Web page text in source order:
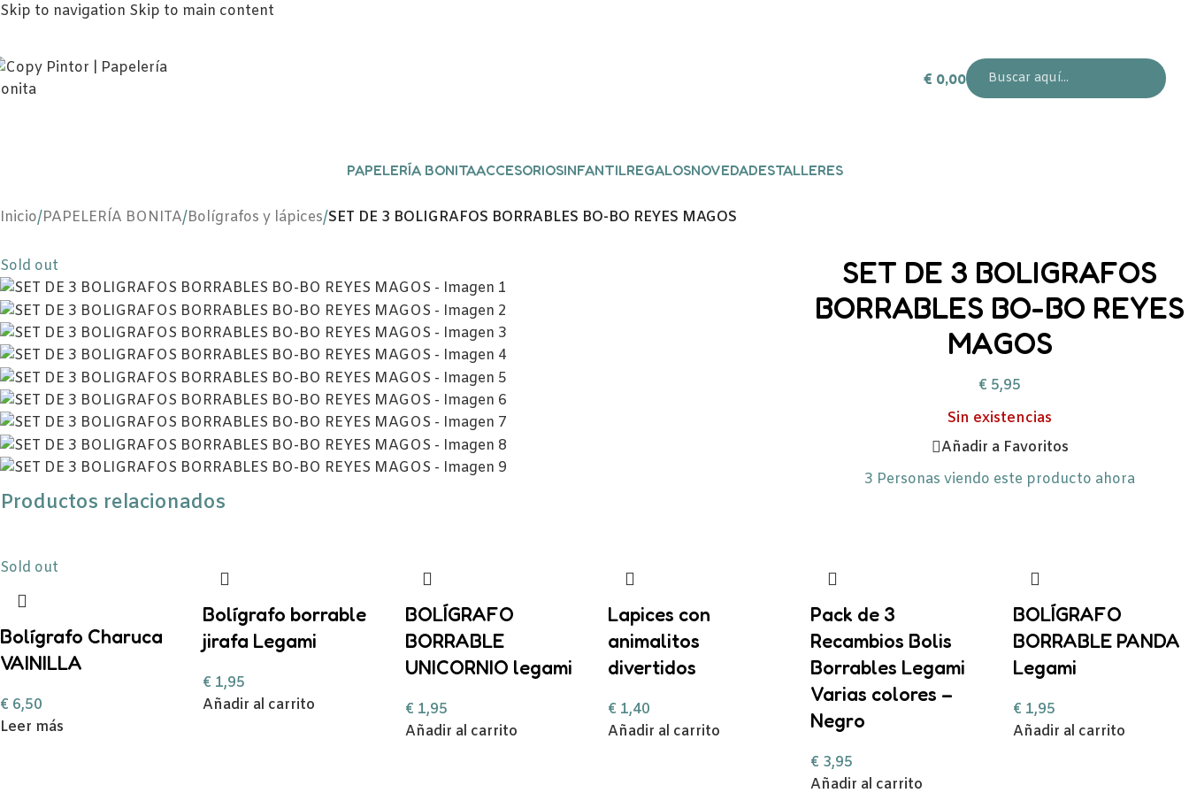
Skip to navigation Skip to main content
€ 0,00
PAPELERÍA BONITAACCESORIOSINFANTILREGALOSNOVEDADESTALLERES
Inicio/PAPELERÍA BONITA/Bolígrafos y lápices/SET DE 3 BOLIGRAFOS BORRABLES BO-BO REYES MAGOS
Sold out
SET DE 3 BOLIGRAFOS
BORRABLES BO-BO REYES
MAGOS
€ 5,95
Sin existencias
Añadir a Favoritos
3 Personas viendo este producto ahora
Productos relacionados
Sold out
Bolígrafo Charuca
VAINILLA
€ 6,50
Leer más
Bolígrafo borrable
jirafa Legami
€ 1,95
Añadir al carrito
BOLÍGRAFO
BORRABLE
UNICORNIO legami
€ 1,95
Añadir al carrito
Lapices con
animalitos
divertidos
€ 1,40
Añadir al carrito
Pack de 3
Recambios Bolis
Borrables Legami
Varias colores –
Negro
€ 3,95
Añadir al carrito
BOLÍGRAFO
BORRABLE PANDA
Legami
€ 1,95
Añadir al carrito